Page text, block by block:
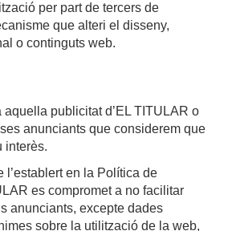
per part de tercers de
que alteri el disseny,
o continguts web.
aquella publicitat d’EL TITULAR o
anunciants que considerem que
interès.
l’establert en la Política de
es compromet a no facilitar
anunciants, excepte dades
sobre la utilització de la web,